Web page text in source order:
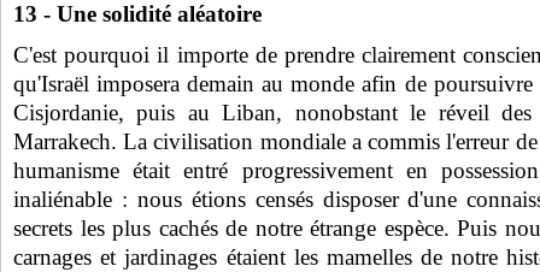
13 - Une solidité aléatoire
C'est pourquoi il importe de prendre clairement
qu'Israël imposera demain au monde afin de
Cisjordanie, puis au Liban, nonobstant le réveil des
Marrakech. La civilisation mondiale a commis l'erreur de
humanisme était entré progressivement en
inaliénable : nous étions censés disposer d'une
secrets les plus cachés de notre étrange espèce. Puis
carnages et jardinages étaient les mamelles de notre